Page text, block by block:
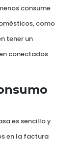
consume
como
tener un
conectados
es sencillo y
en la factura